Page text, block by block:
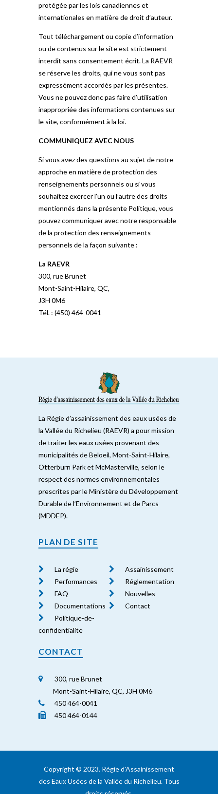
protégée par les lois canadiennes et
internationales en matière de droit d’auteur.
Tout téléchargement ou copie d’information
ou de contenus sur le site est strictement
interdit sans consentement écrit. La RAEVR
se réserve les droits, qui ne vous sont pas
expressément accordés par les présentes.
Vous ne pouvez donc pas faire d’utilisation
inappropriée des informations contenues sur
le site, conformément à la loi.
COMMUNIQUEZ AVEC NOUS
Si vous avez des questions au sujet de notre
approche en matière de protection des
renseignements personnels ou si vous
souhaitez exercer l’un ou l’autre des droits
mentionnés dans la présente Politique, vous
pouvez communiquer avec notre responsable
de la protection des renseignements
personnels de la façon suivante :
La RAEVR
300, rue Brunet
Mont-Saint-Hilaire, QC,
J3H 0M6
Tél. : (450) 464-0041
La Régie d’assainissement des eaux usées de
la Vallée du Richelieu (RAEVR) a pour mission
de traiter les eaux usées provenant des
municipalités de Beloeil, Mont-Saint-Hilaire,
Otterburn Park et McMasterville, selon le
respect des normes environnementales
prescrites par le Ministère du Développement
Durable de l’Environnement et de Parcs
(MDDEP).
PLAN DE SITE
La régie
Assainissement
Performances
Réglementation
FAQ
Nouvelles
Documentations
Contact
Politique-de-
confidentialite
CONTACT
300, rue Brunet
Mont-Saint-Hilaire, QC, J3H 0M6
450 464-0041
450 464-0144
Copyright ©️ 2023. Régie d'Assainissement
des Eaux Usées de la Vallée du Richelieu. Tous